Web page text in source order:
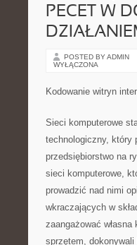
PECET W
POSTED BY ADMIN
WYŁĄCZONA
Kodowanie witryn
Sieci komputerowe
technologiczny, który
przedsiębiorstwo na
sieci komputerowe,
prowadzić nad nimi
wkraczających w
zaangażować
sprzętem,